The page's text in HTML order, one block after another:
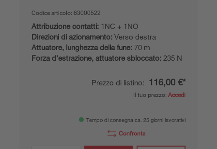
Codice articolo: 63000522
Attribuzione contatti: 1NC + 1NO
Direzioni di azionamento: Verso destra
Attuatore, lunghezza della fune: 70 m
Forza d’estrazione, attuatore sbloccato: 235 N
Prezzo di listino: 116,00 €*
Il tuo prezzo: Accedi
Tempo di consegna ca. 25 giorni lavorativi
Confronta